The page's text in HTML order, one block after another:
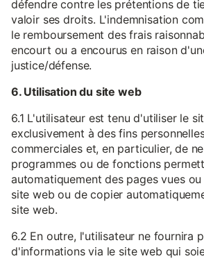
défendre contre les prétentions de
valoir ses droits. L'indemnisation
le remboursement des frais
encourt ou a encourus en raison
justice/défense.
6. Utilisation du site web
6.1 L'utilisateur est tenu d'utiliser le
exclusivement à des fins
commerciales et, en particulier, de
programmes ou de fonctions
automatiquement des pages vues
site web ou de copier
site web.
6.2 En outre, l'utilisateur ne fournira
d'informations via le site web qui